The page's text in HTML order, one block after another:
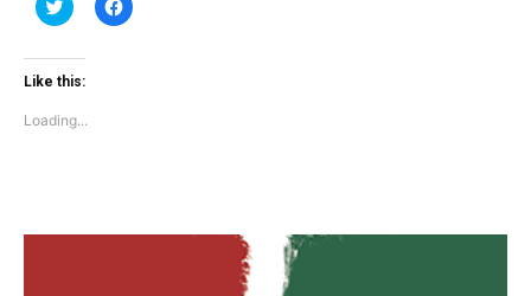
to
Twitter
(Opens
window)
to
Like this:
Loading...